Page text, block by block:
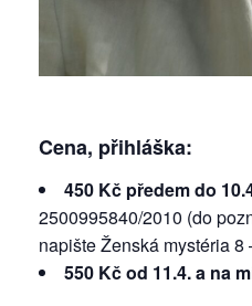
Cena, přihláška:
450 Kč předem do
2500995840/2010 (do
napište Ženská mystéria 8
550 Kč od 11.4. a na